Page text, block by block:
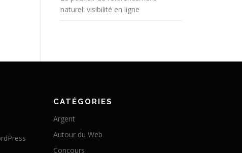
naturel: visibilité en ligne
CATÉGORIES
Argent
Autour du Web
Concours